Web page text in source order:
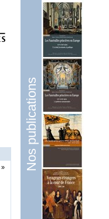
Nos publications
»